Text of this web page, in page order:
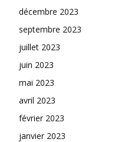
décembre 2023
septembre 2023
juillet 2023
juin 2023
mai 2023
avril 2023
février 2023
janvier 2023